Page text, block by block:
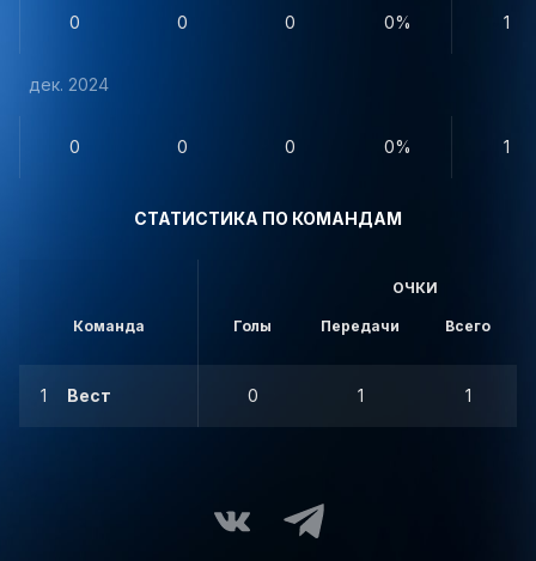
0 0 0 0% 1
дек. 2024
0 0 0 0% 1
СТАТИСТИКА ПО КОМАНДАМ
Команда
ОЧКИ
Голы Передачи Всего
1 Вест 0 1 1